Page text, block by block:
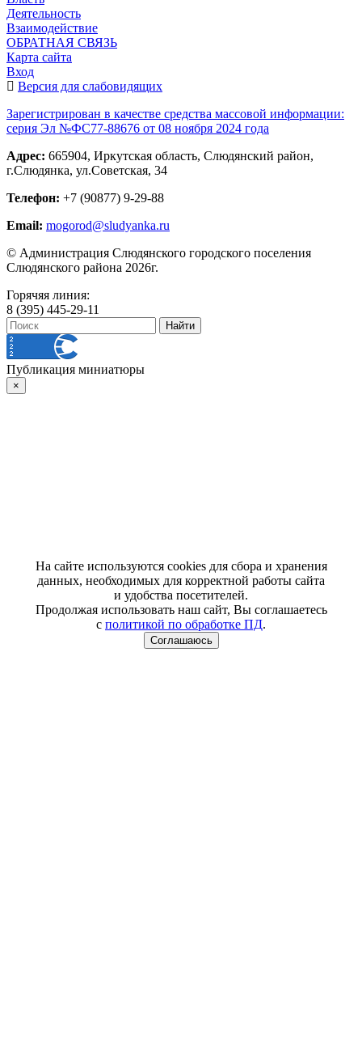
Деятельность
Взаимодействие
ОБРАТНАЯ СВЯЗЬ
Карта сайта
Вход
Версия для слабовидящих
Зарегистрирован в качестве средства массовой информации:
серия Эл №ФС77-88676 от 08 ноября 2024 года
Адрес: 665904, Иркутская область, Слюдянский район,
г.Слюдянка, ул.Советская, 34
Телефон: +7 (90877) 9-29-88
Email: mogorod@sludyanka.ru
© Администрация Слюдянского городского поселения
Слюдянского района 2026г.
Горячяя линия:
8 (395) 445-29-11
Публикация миниатюры
×
На сайте используются cookies для сбора и хранения
данных, необходимых для корректной работы сайта
и удобства посетителей.
Продолжая использовать наш сайт, Вы соглашаетесь
с политикой по обработке ПД.
Соглашаюсь